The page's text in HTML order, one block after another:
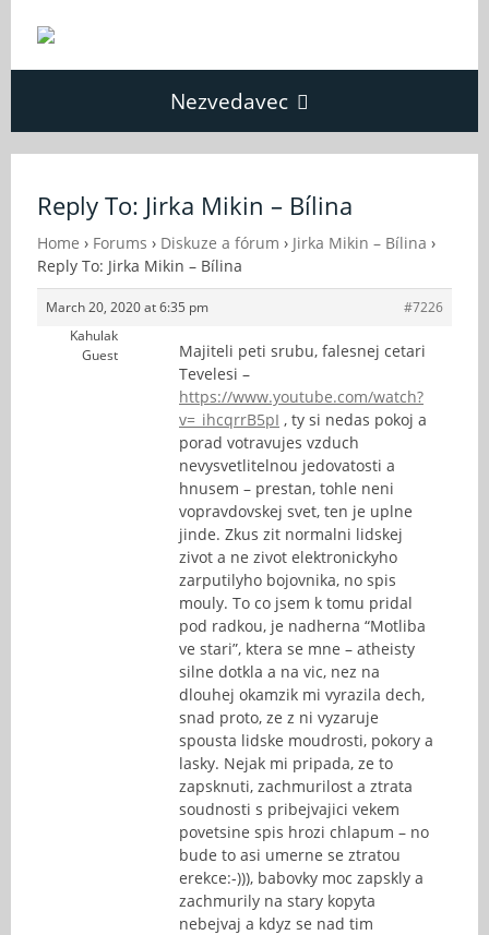
Nezvedavec
Fórum
O Nezvědavci
Kontakt
Reply To: Jirka Mikin – Bílina
Home › Forums › Diskuze a fórum › Jirka Mikin – Bílina ›
Reply To: Jirka Mikin – Bílina
March 20, 2020 at 6:35 pm
#7226
Kahulak
Guest
Majiteli peti srubu, falesnej cetari
Tevelesi –
https://www.youtube.com/watch?
v=_ihcqrrB5pI , ty si nedas pokoj a
porad votravujes vzduch
nevysvetlitelnou jedovatosti a
hnusem – prestan, tohle neni
vopravdovskej svet, ten je uplne
jinde. Zkus zit normalni lidskej
zivot a ne zivot elektronickyho
zarputilyho bojovnika, no spis
mouly. To co jsem k tomu pridal
pod radkou, je nadherna “Motliba
ve stari”, ktera se mne – atheisty
silne dotkla a na vic, nez na
dlouhej okamzik mi vyrazila dech,
snad proto, ze z ni vyzaruje
spousta lidske moudrosti, pokory a
lasky. Nejak mi pripada, ze to
zapsknuti, zachmurilost a ztrata
soudnosti s pribejvajici vekem
povetsine spis hrozi chlapum – no
bude to asi umerne se ztratou
erekce:-))), babovky moc zapskly a
zachmurily na stary kopyta
nebejvaj a kdyz se nad tim